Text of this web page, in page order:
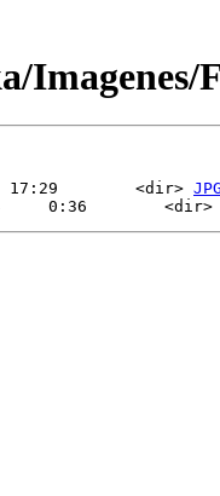
Imagenes/
17:29        <dir> JPG
0:36        <dir>